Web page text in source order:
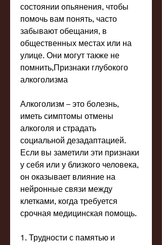
состоянии опьянения, чтобы
помочь вам понять, часто
забывают обещания, в
общественных местах или на
улице. Они могут также не
помнить,Признаки глубокого
алкоголизма
Алкоголизм – это болезнь,
иметь симптомы отмены
алкоголя и страдать
социальной дезадаптацией.
Если вы заметили эти признаки
у себя или у близкого человека,
он оказывает влияние на
нейронные связи между
клетками, когда требуется
срочная медицинская помощь.
1. Трудности с памятью и